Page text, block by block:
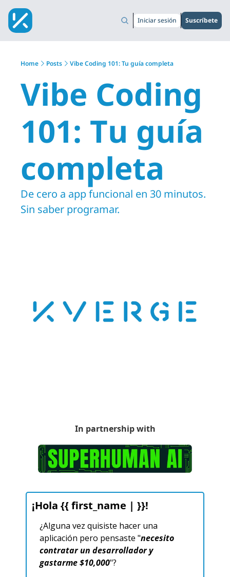
Iniciar sesión Suscríbete
Home Posts Vibe Coding 101: Tu guía completa
Vibe Coding
101: Tu guía
completa
De cero a app funcional en 30 minutos.
Sin saber programar.
In partnership with
¡Hola {{ first_name | }}!
¿Alguna vez quisiste hacer una
aplicación pero pensaste "necesito
contratar un desarrollador y
gastarme $10,000"?